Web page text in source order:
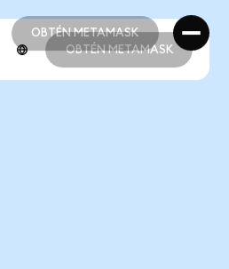
OBTÉN METAMASK
OBTÉN METAMASK
OBTÉN METAMASK